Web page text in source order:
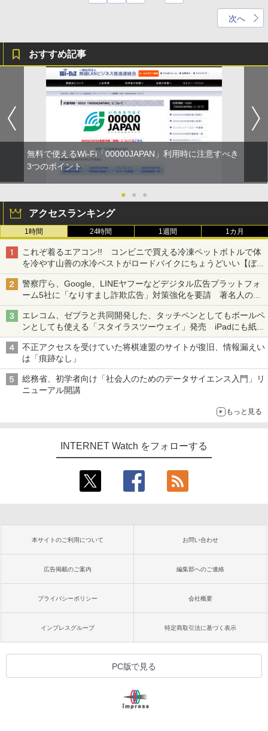
次へ
おすすめ記事
無料で使えるWi-Fi「00000JAPAN」利用時に注意すべき
3つのポイント
● ● ●
アクセスランキング
1時間 24時間 1週間 1カ月
これぞ着るエアコン!! コンビニで買える冷凍ペットボトルで体
を冷やす山善の水冷ベストがロードバイクにちょうどいい【ぼっ
ち・ざ・ろーど！その14】【空いた時間でなにしてる？】
警察庁ら、Google、LINEヤフーなどデジタル広告プラットフォ
ーム5社に「なりすまし詐欺広告」対策強化を要請 著名人の写
真や映像を使った投資詐欺などへの対策として
エレコム、ゼブラと共同開発した、タッチペンとしてもボールペ
ンとしても使える「スタイラスツーウェイ」発売 iPadにも紙に
も、持ち替えずに書き込める
不正アクセスを受けていた将棋連盟のサイトが復旧、情報漏えい
は「痕跡なし」
総務省、初学者向け「社会人のためのデータサイエンス入門」リ
ニューアル開講
もっと見る
INTERNET Watch をフォローする
本サイトのご利用について お問い合わせ
広告掲載のご案内 編集部へのご連絡
プライバシーポリシー 会社概要
インプレスグループ 特定商取引法に基づく表示
PC版で見る